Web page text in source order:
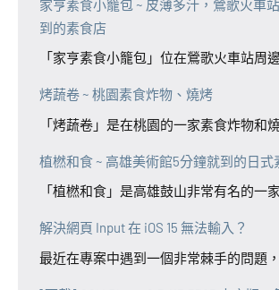
家亨素食小籠包 ~ 皮薄多汁，鶯歌火車
到的素食店
「家亨素食小籠包」位在鶯歌火車站周
烤蔬卷 ~ 桃園素食炸物、燒烤
「烤蔬卷」是在桃園的一家素食炸物和
植橪和食 ~ 高雄美術館5分鐘就到的日式
「植橪和食」是高雄鼓山非常有名的一
解決網頁 Input 在 iOS 15 無法輸入？
最近在專案中遇到一個非常棘手的問題